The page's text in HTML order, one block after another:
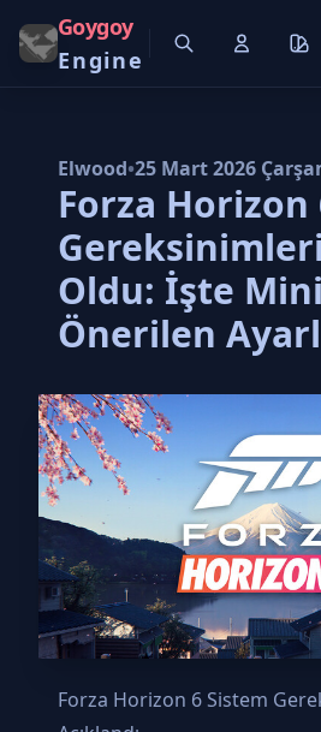
Goygoy
Engine
Elwood•25 Mart 2026
Forza Horizon
Oldu: İşte
Önerilen
Forza Horizon 6 Sistem